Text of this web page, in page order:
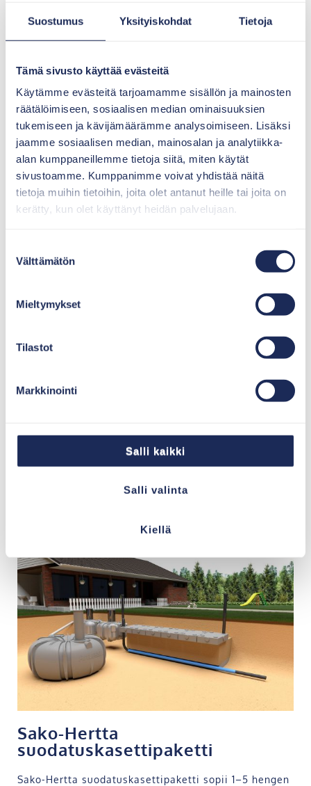
Suostumus Yksityiskohdat Tietoja
Tämä sivusto käyttää evästeitä
Käytämme evästeitä tarjoamamme sisällön ja mainosten
räätälöimiseen, sosiaalisen median ominaisuuksien
tukemiseen ja kävijämäärämme analysoimiseen. Lisäksi
jaamme sosiaalisen median, mainosalan ja analytiikka-
alan kumppaneillemme tietoja siitä, miten käytät
sivustoamme. Kumppanimme voivat yhdistää näitä
tietoja muihin tietoihin, joita olet antanut heille tai joita on
kerätty, kun olet käyttänyt heidän palvelujaan.
valinta
Välttämätön
Mieltymykset
Tilastot
Markkinointi
Salli kaikki
Salli valinta
Kiellä
Suodatuskasettipaketti 7
Suodatuskasettipaketti sopii 1–7 hengen talouden
jätevesienkäsittelyyn.
Suodatuskasettipaketti 10
jätevesienkäsittelyyn.
Sako-Hertta
suodatuskasettipaketti
Sako-Hertta suodatuskasettipaketti sopii 1–5 hengen